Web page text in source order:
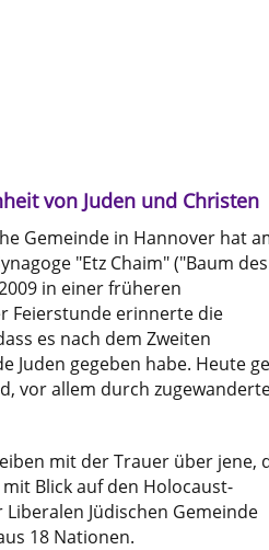
von Juden und Christen
Gemeinde in Hannover hat
"Etz Chaim" ("Baum des
in einer früheren
Feierstunde erinnerte die
es nach dem Zweiten
Juden gegeben habe. Heute
vor allem durch
mit der Trauer über jene,
Blick auf den Holocaust-
Jüdischen Gemeinde
18 Nationen.